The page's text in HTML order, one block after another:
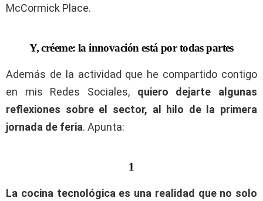
McCormick Place.
Y, créeme: la innovación está por todas partes
Además de la actividad que he compartido contigo
en mis Redes Sociales, quiero dejarte algunas
reflexiones sobre el sector, al hilo de la primera
jornada de feria. Apunta:
1
La cocina tecnológica es una realidad que no solo